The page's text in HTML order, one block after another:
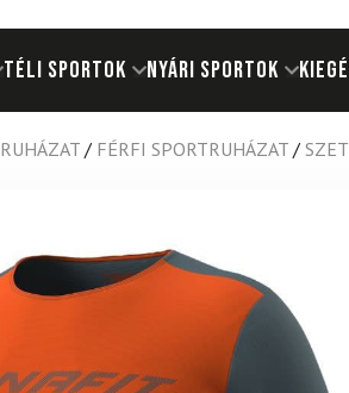
TÉLI SPORTOK NYÁRI SPORTOK
RUHÁZAT / FÉRFI SPORTRUHÁZAT /